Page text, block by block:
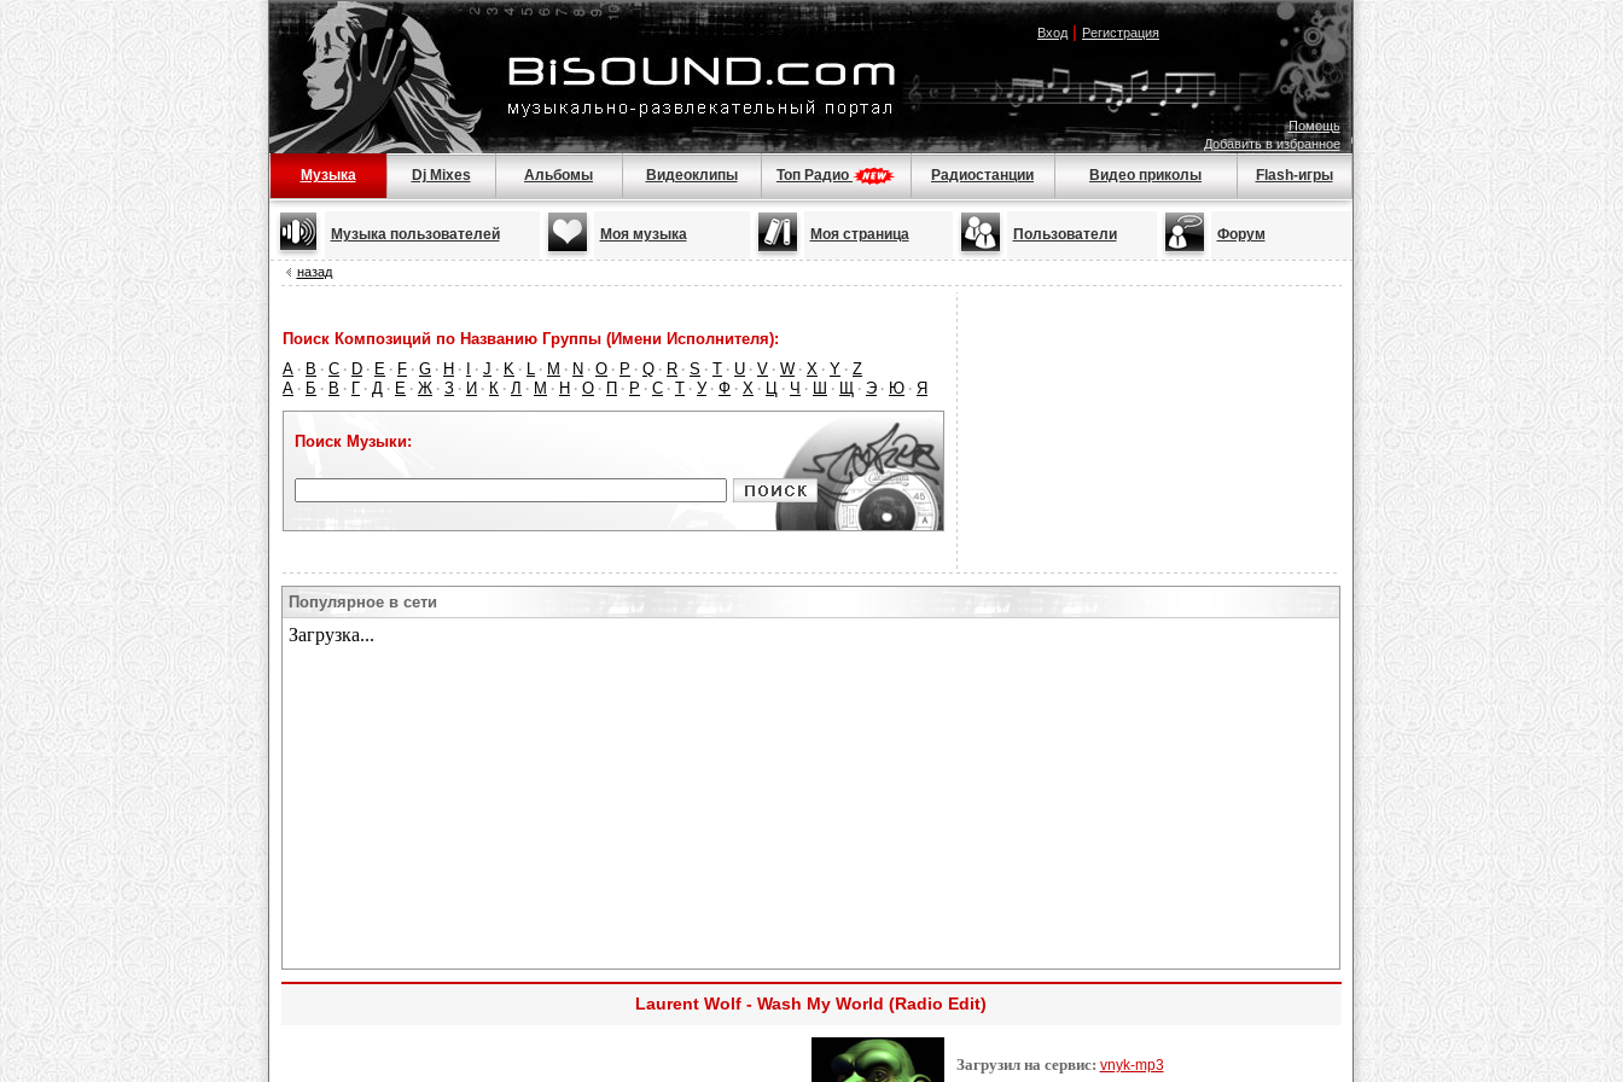
Вход| Регистрация
Помощь
Добавить в избранное
Музыка Dj Mixes Альбомы Видеоклипы Топ Радио Радиостанции Видео приколы Flash-игры
Музыка пользователей Моя музыка Моя страница Пользователи Форум
назад
Поиск Композиций по Названию Группы (Имени Исполнителя):
A · B · C · D · E · F · G · H · · J · K · L · M · N · O · P · Q · R · S · T · U · V · W · X · Y · Z
А · Б · В · Г · Д · Е · Ж · З · И · К · Л · М · Н · О · П · Р · С · Т · У · Ф · Х · Ц · Ч · Ш · Щ · Э · Ю · Я
Поиск Музыки:
Популярное в сети
Laurent Wolf - Wash My World (Radio Edit)
Загрузил на сервис: vnyk-mp3